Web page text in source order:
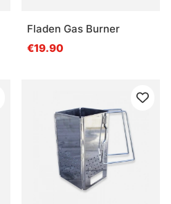
Fladen Gas Burner
€19.90